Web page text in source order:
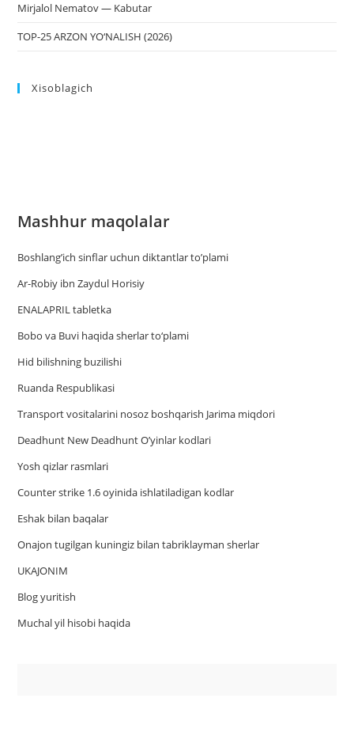
Mirjalol Nematov — Kabutar
TOP-25 ARZON YO‘NALISH (2026)
Xisoblagich
Mashhur maqolalar
Boshlang’ich sinflar uchun diktantlar to’plami
Ar-Robiy ibn Zaydul Horisiy
ENALAPRIL tabletka
Bobo va Buvi haqida sherlar to‘plami
Hid bilishning buzilishi
Ruanda Respublikasi
Trаnsport vositаlаrini nosoz boshqаrish Jаrimа miqdori
Deadhunt New Deadhunt O’yinlar kodlari
Yosh qizlar rasmlari
Counter strike 1.6 oyinida ishlatiladigan kodlar
Eshak bilan baqalar
Onajon tugilgan kuningiz bilan tabriklayman sherlar
UKAJONIM
Blog yuritish
Muchal yil hisobi haqida